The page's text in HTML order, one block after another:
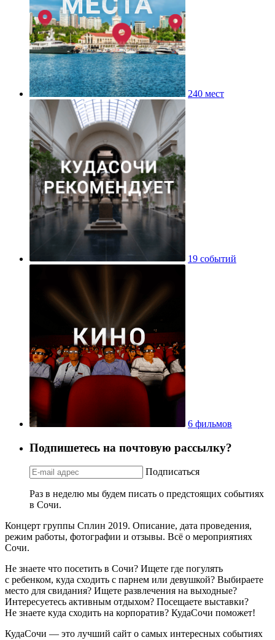
240 мест
19 событий
6 фильмов
Подпишетесь на почтовую рассылку?
Подписаться
Раз в неделю мы будем писать о предстоящих событиях
в Сочи.
Концерт группы Сплин 2019. Описание, дата проведения,
режим работы, фотографии и отзывы. Всё о мероприятиях
Сочи.
Не знаете что посетить в Сочи? Ищете где погулять
с ребенком, куда сходить с парнем или девушкой? Выбираете
место для свидания? Ищете развлечения на выходные?
Интересуетесь активным отдыхом? Посещаете выставки?
Не знаете куда сходить на корпоратив? КудаСочи поможет!
КудаСочи — это лучший сайт о самых интересных событиях